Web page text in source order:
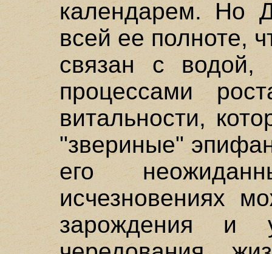
календарем. Но
всей ее полноте,
связан с
процессами
витальности,
"звериные"
его
исчезновениях
зарождения и